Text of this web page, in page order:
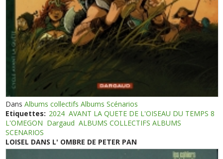
DansAlbums collectifs Albums Scénarios
Etiquettes: 2024 AVANT LA QUETE DE L'OISEAU DU TEMPS 8
L'OMEGON Dargaud ALBUMS COLLECTIFS ALBUMS
SCENARIOS
LOISEL DANS L' OMBRE DE PETER PAN